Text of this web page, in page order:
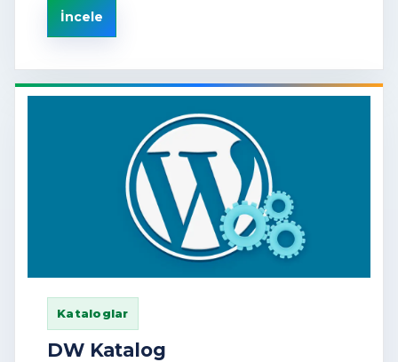
İncele
Kataloglar
DW Katalog